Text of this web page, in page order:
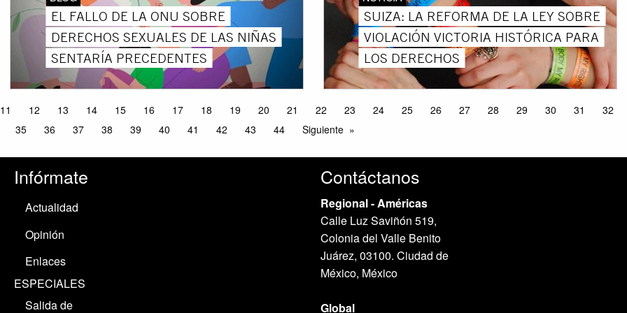
EL FALLO DE LA ONU SOBRE
DERECHOS SEXUALES DE LAS NIÑAS
SENTARÍA PRECEDENTES
SUIZA: LA REFORMA DE LA LEY SOBRE
VIOLACIÓN VICTORIA HISTÓRICA PARA
LOS DERECHOS
11 12 13 14 15 16 17 18 19 20 21 22 23 24 25 26 27 28 29 30 31
32
35 36 37 38 39 40 41 42 43 44 Siguiente
Infórmate
Actualidad
Opinión
Enlaces
ESPECIALES
Salida de
Contáctanos
Regional - Américas
Calle Luz Saviñón 519,
Colonia del Valle Benito
Juárez, 03100. Ciudad de
México, México
Global